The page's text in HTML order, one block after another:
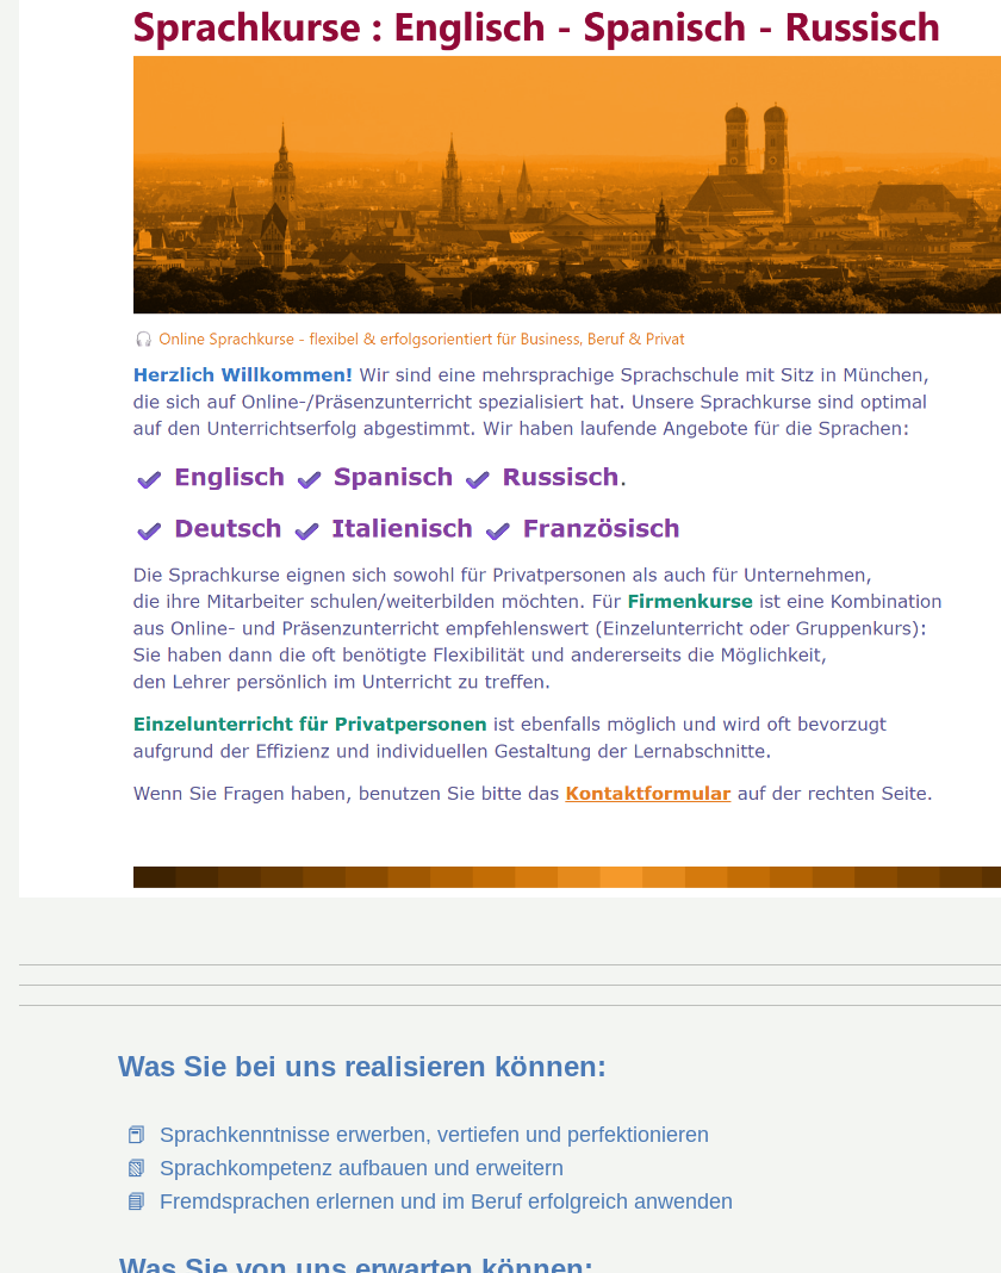
Was Sie bei uns realisieren können:
📕 Sprachkenntnisse erwerben, vertiefen und perfektionieren
📗 Sprachkompetenz aufbauen und erweitern
📘 Fremdsprachen erlernen und im Beruf erfolgreich anwenden